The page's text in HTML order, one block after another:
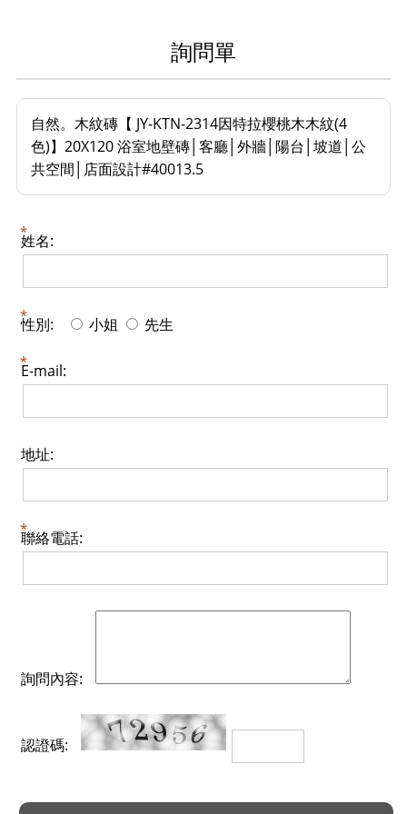
詢問單
自然。木紋磚【 JY-KTN-2314因特拉櫻桃木木紋(4
色)】20X120 浴室地壁磚│客廳│外牆│陽台│坡道│公
共空間│店面設計#40013.5
姓名:
性別: 小姐 先生
E-mail:
地址:
聯絡電話:
詢問內容:
認證碼: